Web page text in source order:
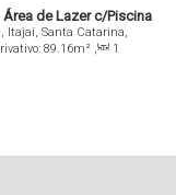
Área de Lazer c/Piscina
Itajaí, Santa Catarina,
89.16m² ,
1